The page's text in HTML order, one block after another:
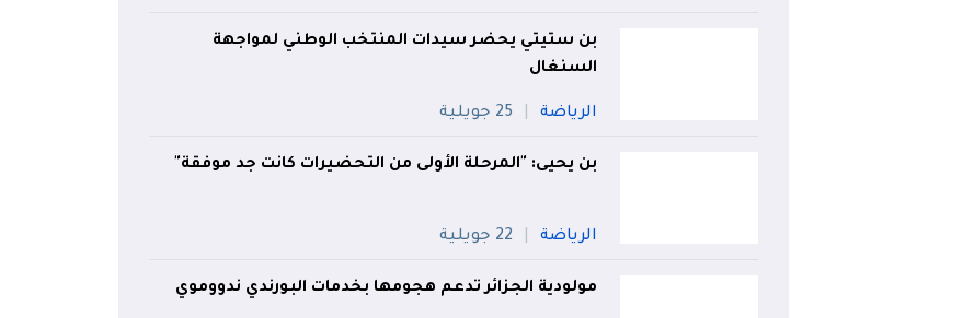
بن ستيتي يحضر سيدات المنتخب الوطني لمواجهة
السنغال
الرياضة 25 جويلية
بن يحيى: "المرحلة الأولى من التحضيرات كانت جد موفقة"
الرياضة 22 جويلية
مولودية الجزائر تدعم هجومها بخدمات البورندي ندووموي